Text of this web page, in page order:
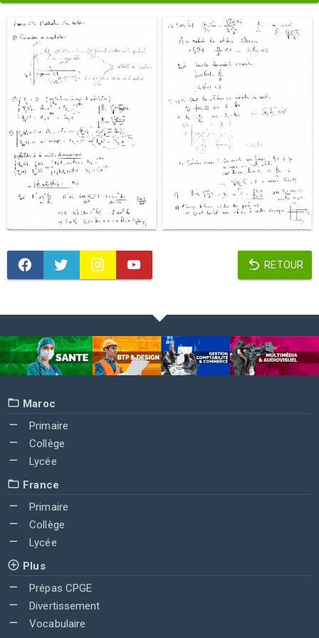
RETOUR
Maroc
Primaire
Collège
Lycée
France
Primaire
Collège
Lycée
Plus
Prépas CPGE
Divertissement
Vocabulaire